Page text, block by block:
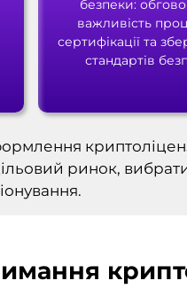
безпеки:
важливість
сертифікації та
стандартів
ринок,